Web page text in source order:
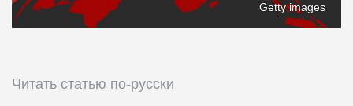
Getty images
Читать статью по-русски